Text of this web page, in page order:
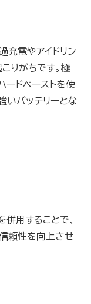
充電やアイドリン
りがちです。極
ードペーストを使
いバッテリーとな
併用することで、
頼性を向上させ